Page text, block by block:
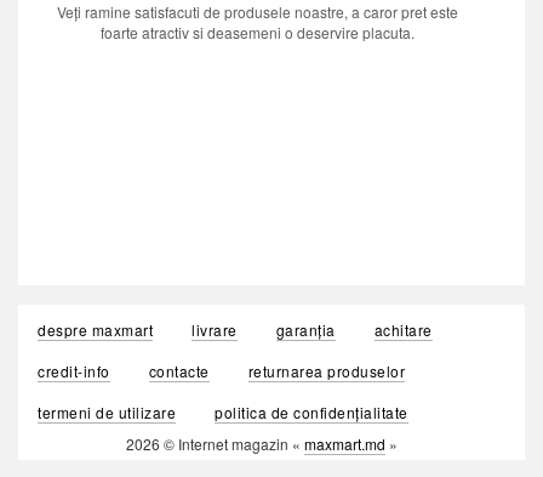
Veți ramine satisfacuti de produsele noastre, a caror pret este
foarte atractiv si deasemeni o deservire placuta.
despre maxmart livrare garanția
achitare
credit-info
contacte
returnarea produselor
termeni de utilizare
politica de confidențialitate
2026 © Internet magazin « maxmart.md »